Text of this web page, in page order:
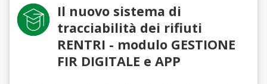
Il nuovo sistema di
tracciabilità dei rifiuti
RENTRI - modulo GESTIONE
FIR DIGITALE e APP